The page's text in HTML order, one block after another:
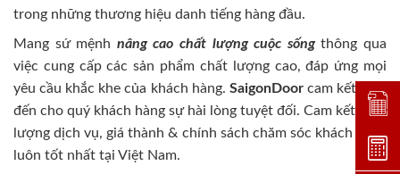
trong những thương hiệu danh tiếng hàng đầu.
Mang sứ mệnh nâng cao chất lượng cuộc sốngthông qua
việc cung cấp các sản phẩm chất lượng cao, đáp ứng mọi
yêu cầu khắc khe của khách hàng. SaigonDoorcam kết đem
đến cho quý khách hàng sự hài lòng tuyệt đối. Cam kết chất
lượng dịch vụ, giá thành & chính sách chăm sóc khách hàng
luôn tốt nhất tại Việt Nam.
Đặt
Dự